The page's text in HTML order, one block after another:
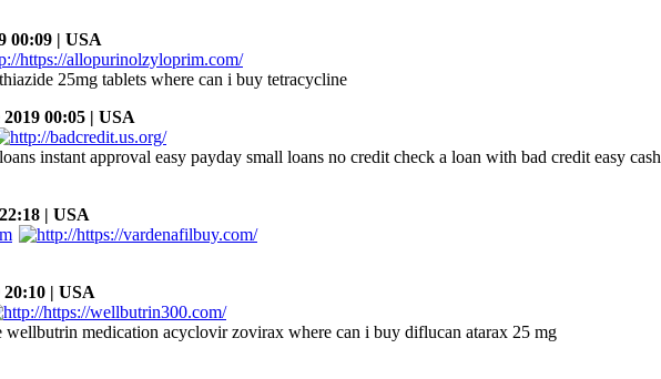
00:09 | USA
25mg tablets where can i buy tetracycline
00:05 | USA
instant approval easy payday small loans no credit check a loan with bad credit easy cash
| USA
| USA
wellbutrin medication acyclovir zovirax where can i buy diflucan atarax 25 mg